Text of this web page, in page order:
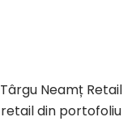
Neamț Retail
din portofoliu